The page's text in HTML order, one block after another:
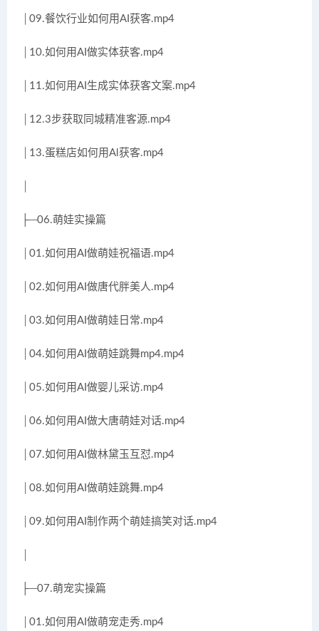
│09.餐饮行业如何用AI获客.mp4
│10.如何用AI做实体获客.mp4
│11.如何用AI生成实体获客文案.mp4
│12.3步获取同城精准客源.mp4
│13.蛋糕店如何用Al获客.mp4
├─06.萌娃实操篇
│01.如何用AI做萌娃祝福语.mp4
│02.如何用AI做唐代胖美人.mp4
│03.如何用AI做萌娃日常.mp4
│04.如何用AI做萌娃跳舞mp4.mp4
│05.如何用AI做婴儿采访.mp4
│06.如何用AI做大唐萌娃对话.mp4
│07.如何用AI做林黛玉互怼.mp4
│08.如何用AI做萌娃跳舞.mp4
│09.如何用AI制作两个萌娃搞笑对话.mp4
├─07.萌宠实操篇
│01.如何用AI做萌宠走秀.mp4